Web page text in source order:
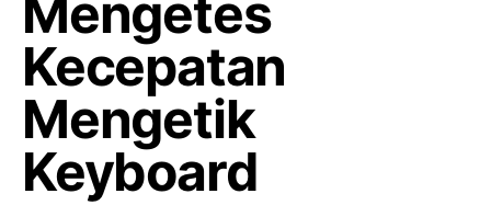
Mengetes
Kecepatan
Mengetik
Keyboard